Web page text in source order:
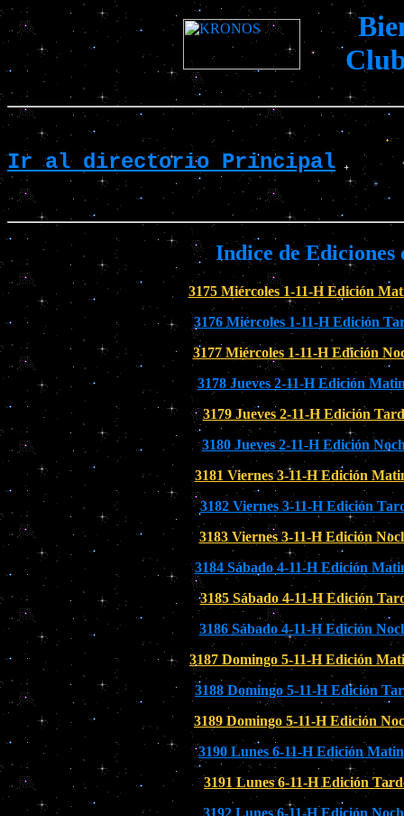
Ir al directorio Principal
Indice de
3175 Miércoles 1-11-H Edición
3176 Miércoles 1-11-H Edición
3177 Miércoles 1-11-H Edición
3178 Jueves 2-11-H Edición
3179 Jueves 2-11-H Edición
3180 Jueves 2-11-H Edición
3181 Viernes 3-11-H Edición
3182 Viernes 3-11-H Edición
3183 Viernes 3-11-H Edición
3184 Sábado 4-11-H Edición
3185 Sábado 4-11-H Edición
3186 Sábado 4-11-H Edición
3187 Domingo 5-11-H Edición
3188 Domingo 5-11-H Edición
3189 Domingo 5-11-H Edición
3190 Lunes 6-11-H Edición
3191 Lunes 6-11-H Edición
3192 Lunes 6-11-H Edición